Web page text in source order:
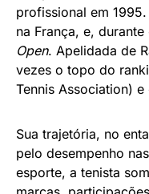
Mais nova de cinco